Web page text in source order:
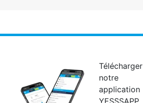
Télécharger
notre
application
YESSSAPP